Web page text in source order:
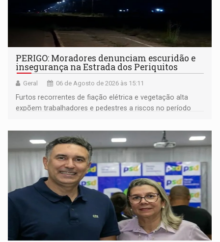
PERIGO: Moradores denunciam escuridão e
insegurança na Estrada dos Periquitos
Geral 06 de Agosto de 2026 às 15:11
Furtos recorrentes de fiação elétrica e vegetação alta
expõem trabalhadores e pedestres a riscos no período